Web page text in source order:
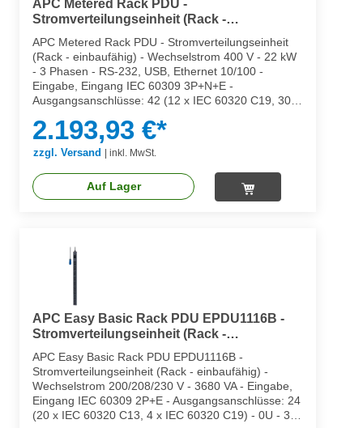
APC Metered Rack PDU -
Stromverteilungseinheit (Rack -
APC Metered Rack PDU - Stromverteilungseinheit
(Rack - einbaufähig) - Wechselstrom 400 V - 22 kW
- 3 Phasen - RS-232, USB, Ethernet 10/100 -
Eingabe, Eingang IEC 60309 3P+N+E -
Ausgangsanschlüsse: 42 (12 x IEC 60320 C19, 30 x
SMX1500RM2UCNC, SMX2KR2UX145,
SMX3KR2UNCX145, SMX750C, SMX750CNC,
SMX750CUS
2.193,93 €*
zzgl. Versand | inkl. MwSt.
Auf Lager
APC Easy Basic Rack PDU EPDU1116B -
Stromverteilungseinheit (Rack -
APC Easy Basic Rack PDU EPDU1116B -
Stromverteilungseinheit (Rack - einbaufähig) -
Wechselstrom 200/208/230 V - 3680 VA - Eingabe,
Eingang IEC 60309 2P+E - Ausgangsanschlüsse: 24
(20 x IEC 60320 C13, 4 x IEC 60320 C19) - 0U - 3